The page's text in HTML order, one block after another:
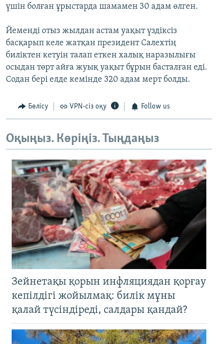
үшін болған ұрыстарда шамамен 30 адам өлген.
Йеменді отыз жылдан астам уақыт үздіксіз
басқарып келе жатқан президент Салехтің
биліктен кетуін талап еткен халық наразылығы
осыдан төрт айға жуық уақыт бұрын басталған еді.
Содан бері елде кемінде 320 адам мерт болды.
Бөлісу VPN-сіз оқу Follow us
Оқыңыз. Көріңіз. Тыңдаңыз
Зейнетақы қорын инфляциядан қорғау
кепілдігі жойылмақ: билік мұны
қалай түсіндіреді, салдары қандай?